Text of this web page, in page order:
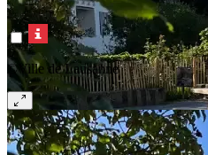
©Ville de Lausanne